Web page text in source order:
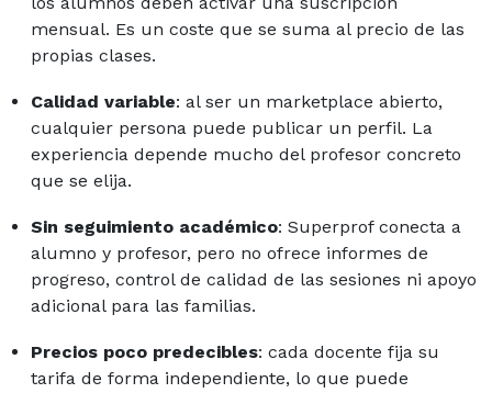
mensual. Es un coste que se suma al precio de las
propias clases.
Calidad variable: al ser un marketplace abierto,
cualquier persona puede publicar un perfil. La
experiencia depende mucho del profesor concreto
que se elija.
Sin seguimiento académico: Superprof conecta a
alumno y profesor, pero no ofrece informes de
progreso, control de calidad de las sesiones ni apoyo
adicional para las familias.
Precios poco predecibles: cada docente fija su
tarifa de forma independiente, lo que puede